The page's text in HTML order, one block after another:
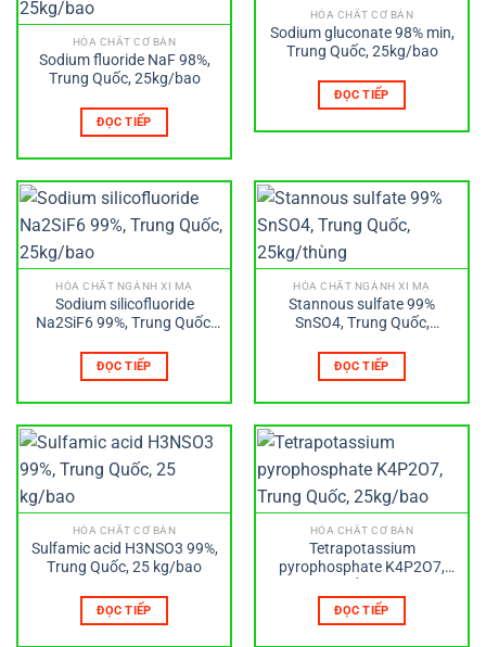
HÓA CHẤT CƠ BẢN
Sodium fluoride NaF 98%,
Trung Quốc, 25kg/bao
ĐỌC TIẾP
HÓA CHẤT CƠ BẢN
Sodium gluconate 98% min,
Trung Quốc, 25kg/bao
ĐỌC TIẾP
HÓA CHẤT NGÀNH XI MẠ
Sodium silicofluoride
Na2SiF6 99%, Trung Quốc,
ĐỌC TIẾP
HÓA CHẤT NGÀNH XI MẠ
Stannous sulfate 99%
SnSO4, Trung Quốc,
ĐỌC TIẾP
HÓA CHẤT CƠ BẢN
Sulfamic acid H3NSO3 99%,
Trung Quốc, 25 kg/bao
ĐỌC TIẾP
HÓA CHẤT CƠ BẢN
Tetrapotassium
pyrophosphate K4P2O7,
Trung Quốc, 25kg/bao
ĐỌC TIẾP